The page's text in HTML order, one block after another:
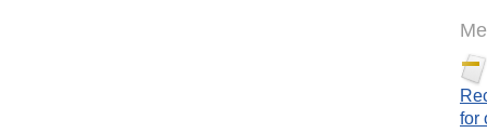
for